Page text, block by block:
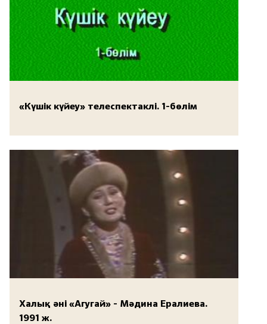
«Күшік күйеу» телеспектаклі. 1-бөлім
Халық әні «Агугай» - Мәдина Ералиева.
1991 ж.